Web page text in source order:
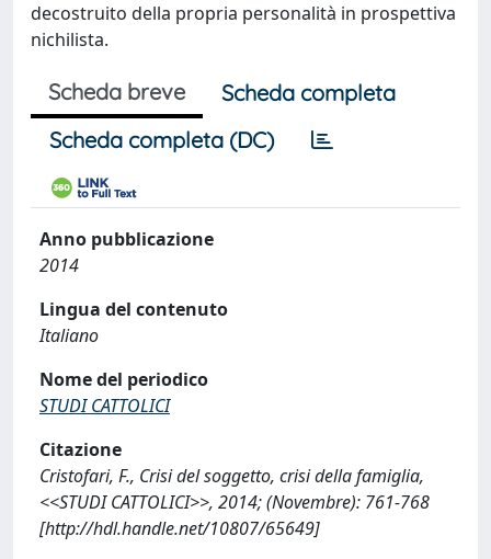
decostruito della propria personalità in prospettiva
nichilista.
Scheda breve
Scheda completa
Scheda completa (DC)
Anno pubblicazione
2014
Lingua del contenuto
Italiano
Nome del periodico
STUDI CATTOLICI
Citazione
Cristofari, F., Crisi del soggetto, crisi della famiglia,
<<STUDI CATTOLICI>>, 2014; (Novembre): 761-768
[http://hdl.handle.net/10807/65649]